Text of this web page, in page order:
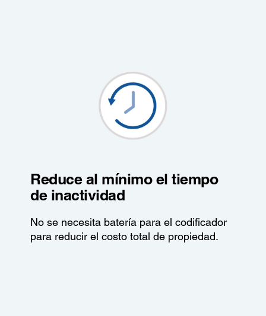
Reduce al mínimo el tiempo
de inactividad
No se necesita batería para el codificador
para reducir el costo total de propiedad.